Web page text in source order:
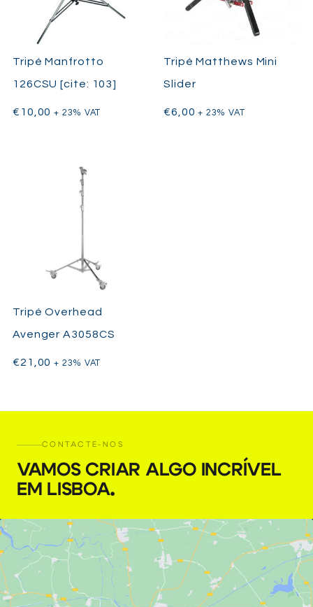
Tripé Manfrotto
126CSU [cite: 103]
€ 10,00 + 23% VAT
Tripé Matthews Mini
Slider
€6,00 + 23% VAT
Tripé Overhead
Avenger A3058CS
€21,00 + 23% VAT
CONTACTE-NOS
VAMOS CRIAR ALGO INCRÍVEL
EM LISBOA.